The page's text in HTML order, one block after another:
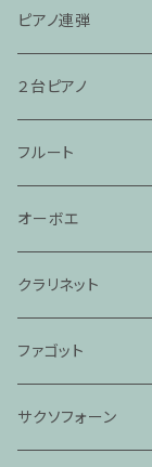
ピアノ連弾
２台ピアノ
フルート
オーボエ
クラリネット
ファゴット
サクソフォーン